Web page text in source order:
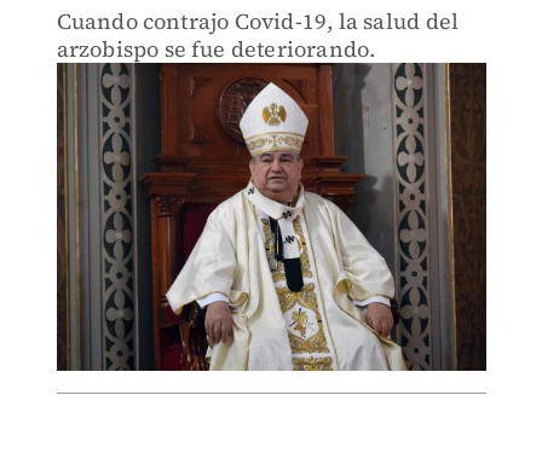
Cuando contrajo Covid-19, la salud del
arzobispo se fue deteriorando.